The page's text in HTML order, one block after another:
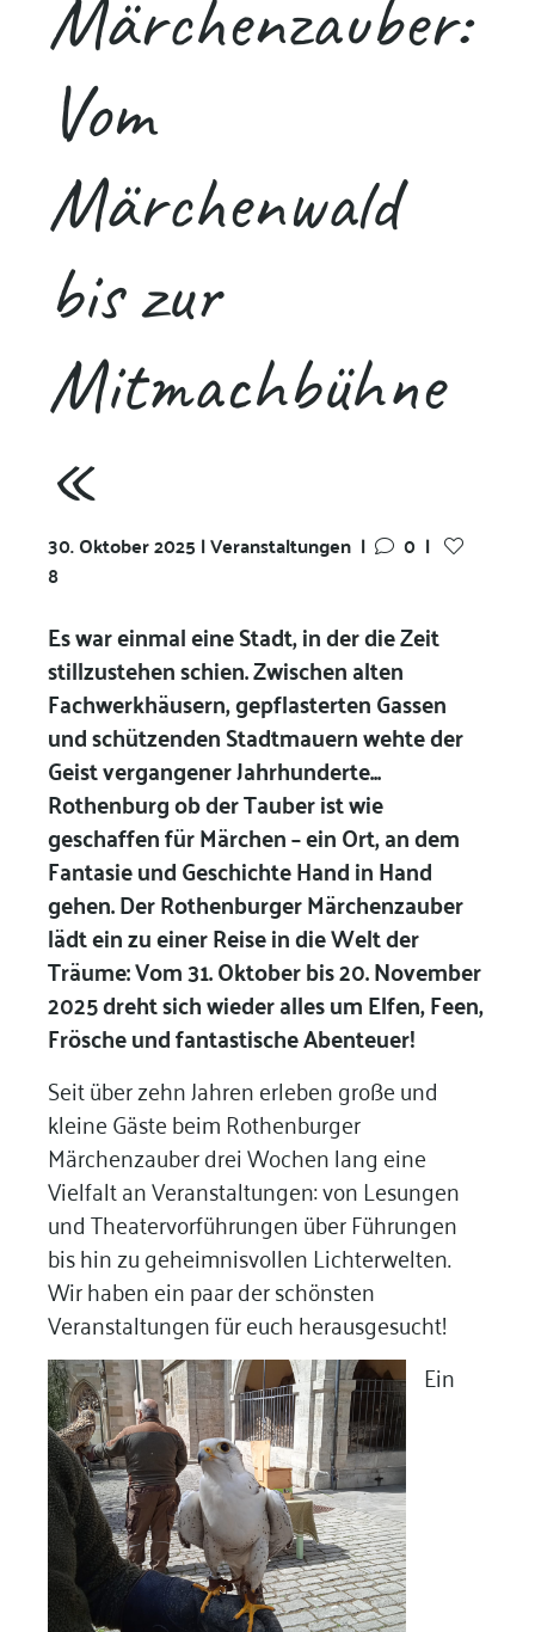
Märchenzauber:
Vom
Märchenwald
bis zur
Mitmachbühne
«
30. Oktober 2025 | Veranstaltungen | 0 |
8
Es war einmal eine Stadt, in der die Zeit
stillzustehen schien. Zwischen alten
Fachwerkhäusern, gepflasterten Gassen
und schützenden Stadtmauern wehte der
Geist vergangener Jahrhunderte...
Rothenburg ob der Tauber ist wie
geschaffen für Märchen – ein Ort, an dem
Fantasie und Geschichte Hand in Hand
gehen. Der Rothenburger Märchenzauber
lädt ein zu einer Reise in die Welt der
Träume: Vom 31. Oktober bis 20. November
2025 dreht sich wieder alles um Elfen, Feen,
Frösche und fantastische Abenteuer!
Seit über zehn Jahren erleben große und
kleine Gäste beim Rothenburger
Märchenzauber drei Wochen lang eine
Vielfalt an Veranstaltungen: von Lesungen
und Theatervorführungen über Führungen
bis hin zu geheimnisvollen Lichterwelten.
Wir haben ein paar der schönsten
Veranstaltungen für euch herausgesucht!
Ein